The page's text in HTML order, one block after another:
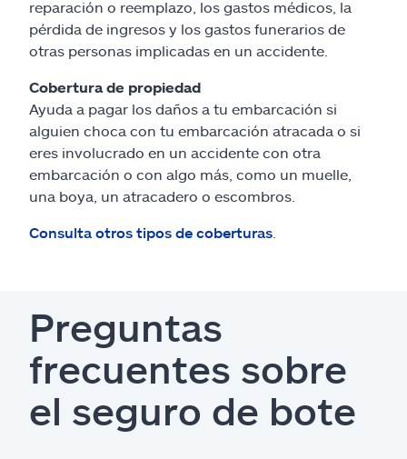
reparación o reemplazo, los gastos médicos, la
pérdida de ingresos y los gastos funerarios de
otras personas implicadas en un accidente.
Cobertura de propiedad
Ayuda a pagar los daños a tu embarcación si
alguien choca con tu embarcación atracada o si
eres involucrado en un accidente con otra
embarcación o con algo más, como un muelle,
una boya, un atracadero o escombros.
Consulta otros tipos de coberturas
Preguntas
frecuentes sobre
el seguro de bote